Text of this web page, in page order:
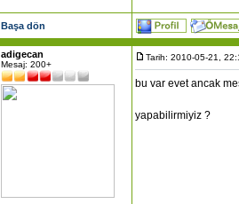
Başa dön
adigecan
Mesaj: 200+
Tarih: 2010-05-21,
bu var evet ancak
yapabilirmiyiz ?